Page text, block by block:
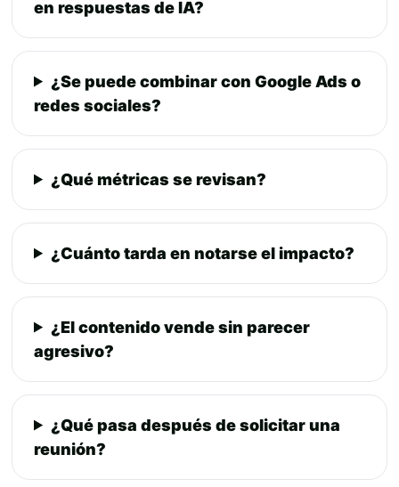
en respuestas de IA?
¿Se puede combinar con Google Ads o
redes sociales?
¿Qué métricas se revisan?
¿Cuánto tarda en notarse el impacto?
¿El contenido vende sin parecer
agresivo?
¿Qué pasa después de solicitar una
reunión?